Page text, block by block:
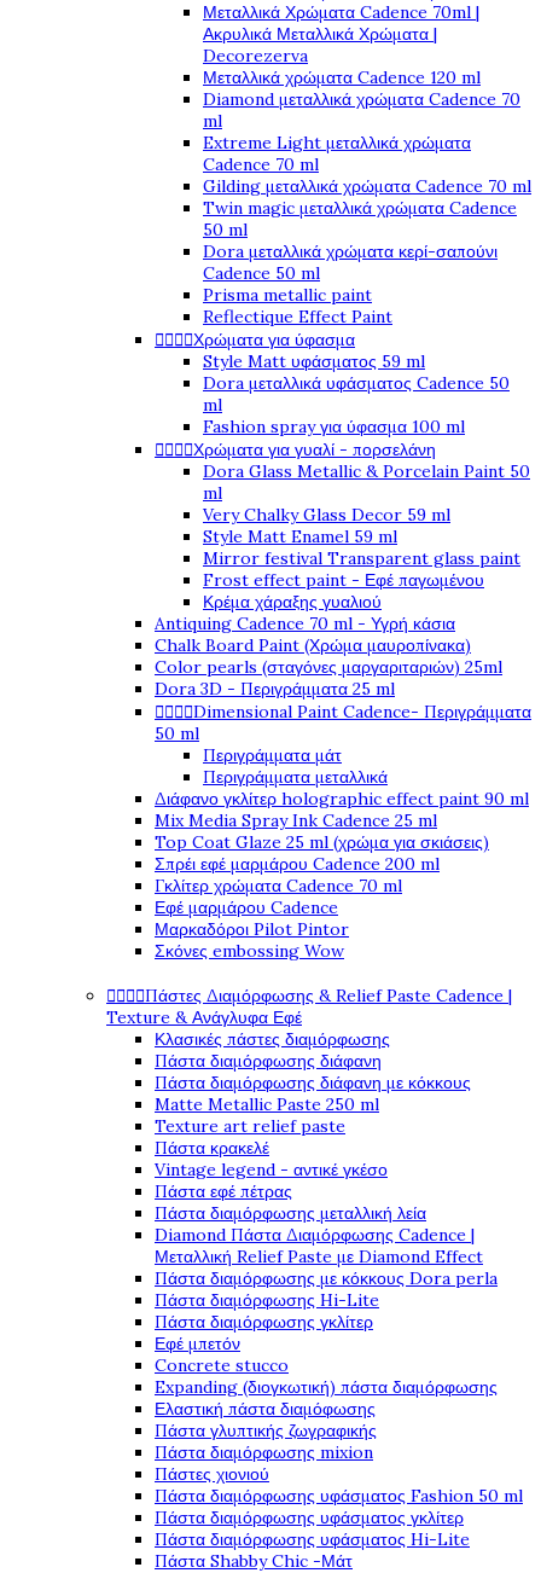
Μεταλλικά Χρώματα Cadence 70ml |
Ακρυλικά Μεταλλικά Χρώματα |
Decorezerva
Μεταλλικά χρώματα Cadence 120 ml
Diamond μεταλλικά χρώματα Cadence 70
ml
Extreme Light μεταλλικά χρώματα
Cadence 70 ml
Gilding μεταλλικά χρώματα Cadence 70 ml
Twin magic μεταλλικά χρώματα Cadence
50 ml
Dora μεταλλικά χρώματα κερί-σαπούνι
Cadence 50 ml
Prisma metallic paint
Reflectique Effect Paint
Χρώματα για ύφασμα
Style Matt υφάσματος 59 ml
Dora μεταλλικά υφάσματος Cadence 50
ml
Fashion spray για ύφασμα 100 ml
Χρώματα για γυαλί - πορσελάνη
Dora Glass Metallic & Porcelain Paint 50
ml
Very Chalky Glass Decor 59 ml
Style Matt Enamel 59 ml
Mirror festival Transparent glass paint
Frost effect paint - Εφέ παγωμένου
Κρέμα χάραξης γυαλιού
Antiquing Cadence 70 ml - Υγρή κάσια
Chalk Board Paint (Χρώμα μαυροπίνακα)
Color pearls (σταγόνες μαργαριταριών) 25ml
Dora 3D - Περιγράμματα 25 ml
Dimensional Paint Cadence- Περιγράμματα
50 ml
Περιγράμματα μάτ
Περιγράμματα μεταλλικά
Διάφανο γκλίτερ holographic effect paint 90 ml
Mix Media Spray Ink Cadence 25 ml
Top Coat Glaze 25 ml (χρώμα για σκιάσεις)
Σπρέι εφέ μαρμάρου Cadence 200 ml
Γκλίτερ χρώματα Cadence 70 ml
Εφέ μαρμάρου Cadence
Μαρκαδόροι Pilot Pintor
Σκόνες embossing Wow
Πάστες Διαμόρφωσης & Relief Paste Cadence |
Texture & Ανάγλυφα Εφέ
Κλασικές πάστες διαμόρφωσης
Πάστα διαμόρφωσης διάφανη
Πάστα διαμόρφωσης διάφανη με κόκκους
Matte Metallic Paste 250 ml
Texture art relief paste
Πάστα κρακελέ
Vintage legend - αντικέ γκέσο
Πάστα εφέ πέτρας
Πάστα διαμόρφωσης μεταλλική λεία
Diamond Πάστα Διαμόρφωσης Cadence |
Μεταλλική Relief Paste με Diamond Effect
Πάστα διαμόρφωσης με κόκκους Dora perla
Πάστα διαμόρφωσης Hi-Lite
Πάστα διαμόρφωσης γκλίτερ
Εφέ μπετόν
Concrete stucco
Expanding (διογκωτική) πάστα διαμόρφωσης
Ελαστική πάστα διαμόφωσης
Πάστα γλυπτικής ζωγραφικής
Πάστα διαμόρφωσης mixion
Πάστες χιονιού
Πάστα διαμόρφωσης υφάσματος Fashion 50 ml
Πάστα διαμόρφωσης υφάσματος γκλίτερ
Πάστα διαμόρφωσης υφάσματος Hi-Lite
Πάστα Shabby Chic -Μάτ